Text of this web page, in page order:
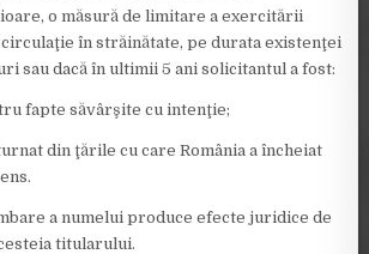
o măsură de limitare a exercitării
în străinătate, pe durata existenţei
sau dacă în ultimii 5 ani solicitantul a fost:
fapte săvârşite cu intenţie;
din ţările cu care România a încheiat
a numelui produce efecte juridice de
titularului.